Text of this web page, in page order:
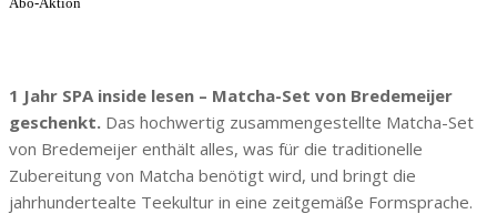
1 Jahr SPA inside lesen – Matcha-Set von Bredemeijer
geschenkt. Das hochwertig zusammengestellte Matcha-Set
von Bredemeijer enthält alles, was für die traditionelle
Zubereitung von Matcha benötigt wird, und bringt die
jahrhundertealte Teekultur in eine zeitgemäße Formsprache.